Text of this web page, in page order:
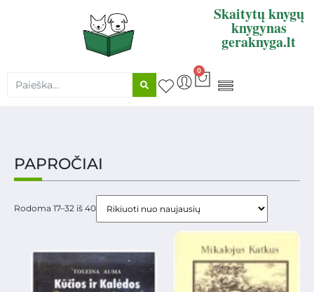
Skaitytų knygų
knygynas
geraknyga.lt
0
PAPROČIAI
Rodoma 17–32 iš 40